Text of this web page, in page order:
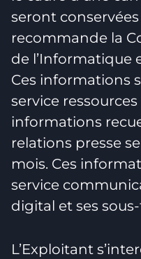
seront
recommande la
de l’Informatique
Ces informations
service
informations
relations presse
mois. Ces
service
digital et ses
L’Exploitant